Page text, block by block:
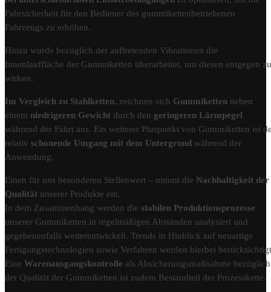
Fahrsicherheit für den Bediener des gummikettenbetriebenen
Fahrzeugs zu erhöhen.
Hinzu wurde bezüglich der auftretenden Vibrationen die
Innenlauffläche der Gummiketten überarbeitet, um diesen entgegen zu
wirken.
Im Vergleich zu Stahlketten, zeichnen sich Gummiketten neben
einem niedrigeren Gewicht durch den geringeren Lärmpegel
während der Fahrt aus. Ein weiterer Pluspunkt von Gummiketten ist
relativ schonende Umgang mit dem Untergrund während der
Anwendung.
Einen für uns besonderen Stellenwert – nimmt die Nachhaltigkeit der
Qualität unserer Produkte ein.
In dem Zusammenhang werden die stabilen Produktionsprozesse
unserer Gummiketten in regelmäßigen Abständen analysiert und
gegebenenfalls weiterentwickelt. Trends in Hinblick auf neuartige
Fertigungstechnologien sowie Verfahren werden hierbei
Eine Warenausgangskontrolle als Absicherungsmaßnahme bezüglich
der Qualität der Gummiketten ist zudem Bestandteil der Prozesskette.